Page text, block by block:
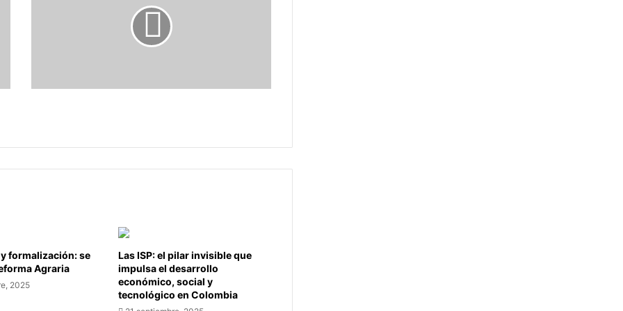
deja
formalización: se
Agraria
2025
Las ISP: el pilar invisible que
impulsa el desarrollo
económico, social y
tecnológico en Colombia